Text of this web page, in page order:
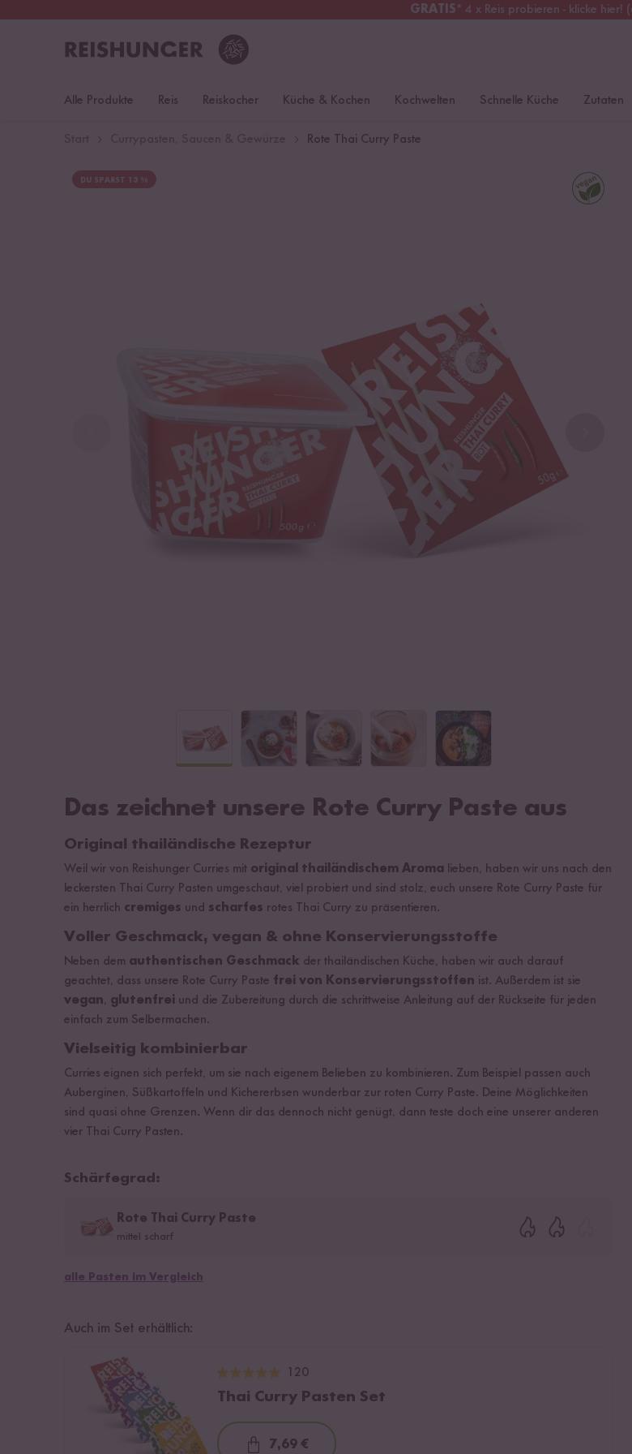
GRATIS* 4 x Reis probieren - klicke hier!
Alle Produkte Reis Reiskocher Küche & Kochen Kochwelten Schnelle Küche Zutaten
Rote Thai Curry Paste
DU SPARST 13 %
Das zeichnet unsere Rote Curry Paste aus
Original thailändische Rezeptur
Weil wir von Reishunger Curries mit original thailändischem Aroma lieben, haben wir uns nach den
leckersten Thai Curry Pasten umgeschaut, viel probiert und sind stolz, euch unsere Rote Curry Paste für
ein herrlich cremiges und scharfes rotes Thai Curry zu präsentieren.
Voller Geschmack, vegan & ohne Konservierungsstoffe
Neben dem authentischen Geschmack der thailändischen Küche, haben wir auch darauf
geachtet, dass unsere Rote Curry Paste frei von Konservierungsstoffen ist. Außerdem ist sie
vegan, glutenfrei und die Zubereitung durch die schrittweise Anleitung auf der Rückseite für jeden
einfach zum Selbermachen.
Vielseitig kombinierbar
Curries eignen sich perfekt, um sie nach eigenem Belieben zu kombinieren. Zum Beispiel passen auch
Auberginen, Süßkartoffeln und Kichererbsen wunderbar zur roten Curry Paste. Deine Möglichkeiten
sind quasi ohne Grenzen. Wenn dir das dennoch nicht genügt, dann teste doch eine unserer anderen
vier Thai Curry Pasten.
Schärfegrad:
Rote Thai Curry Paste
mittel scharf
alle Pasten im Vergleich
Auch im Set erhältlich:
120
Thai Curry Pasten Set
7,69 €